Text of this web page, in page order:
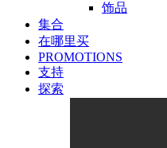
饰品
集合
在哪里买
PROMOTIONS
支持
探索